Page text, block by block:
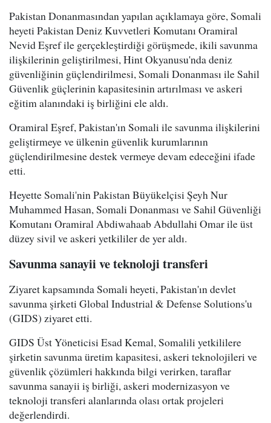
Pakistan Donanmasından yapılan açıklamaya göre, Somali
heyeti Pakistan Deniz Kuvvetleri Komutanı Oramiral
Nevid Eşref ile gerçekleştirdiği görüşmede, ikili savunma
ilişkilerinin geliştirilmesi, Hint Okyanusu'nda deniz
güvenliğinin güçlendirilmesi, Somali Donanması ile Sahil
Güvenlik güçlerinin kapasitesinin artırılması ve askeri
eğitim alanındaki iş birliğini ele aldı.
Oramiral Eşref, Pakistan'ın Somali ile savunma ilişkilerini
geliştirmeye ve ülkenin güvenlik kurumlarının
güçlendirilmesine destek vermeye devam edeceğini ifade
etti.
Heyette Somali'nin Pakistan Büyükelçisi Şeyh Nur
Muhammed Hasan, Somali Donanması ve Sahil Güvenliği
Komutanı Oramiral Abdiwahaab Abdullahi Omar ile üst
düzey sivil ve askeri yetkililer de yer aldı.
Savunma sanayii ve teknoloji transferi
Ziyaret kapsamında Somali heyeti, Pakistan'ın devlet
savunma şirketi Global Industrial & Defense Solutions'u
(GIDS) ziyaret etti.
GIDS Üst Yöneticisi Esad Kemal, Somalili yetkililere
şirketin savunma üretim kapasitesi, askeri teknolojileri ve
güvenlik çözümleri hakkında bilgi verirken, taraflar
savunma sanayii iş birliği, askeri modernizasyon ve
teknoloji transferi alanlarında olası ortak projeleri
değerlendirdi.